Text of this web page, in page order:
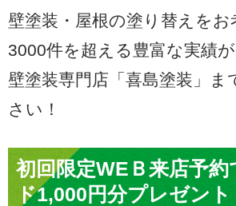
壁塗装・屋根の塗り替えをお
3000件を超える豊富な実績
壁塗装専門店「喜島塗装」ま
さい！
初回限定WEＢ来店予
ド1,000円分プレゼント